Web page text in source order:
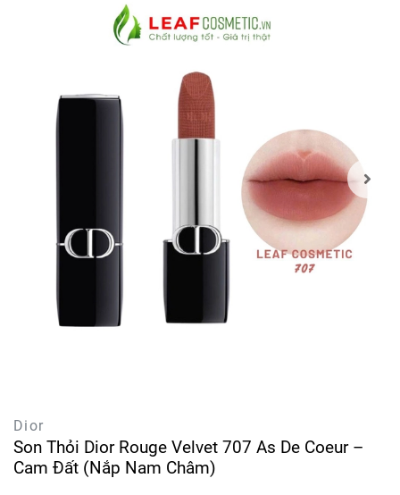
Dior
Son Thỏi Dior Rouge Velvet 707 As De Coeur –
Cam Đất (Nắp Nam Châm)